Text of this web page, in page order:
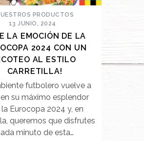
PRODUCTOS
13 JUNIO, 2024
LA EMOCIÓN DE LA
2024 CON UN
AL ESTILO
CARRETILLA!
futbolero vuelve a
su máximo esplendor
Eurocopa 2024 y, en
queremos que disfrutes
minuto de esta…